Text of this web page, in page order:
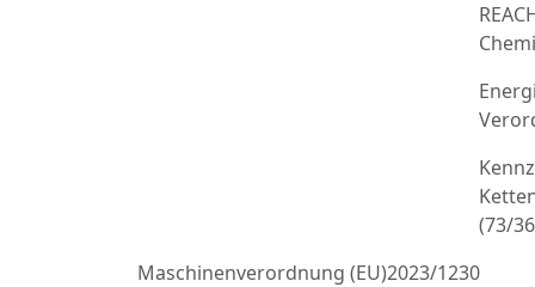
(73/
Maschinenverordnung (EU)2023/1230